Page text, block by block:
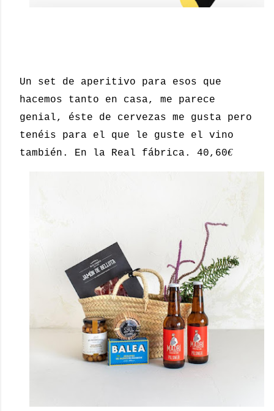
Un set de aperitivo para esos que
hacemos tanto en casa, me parece
genial, éste de cervezas me gusta pero
tenéis para el que le guste el vino
también. En la Real fábrica. 40,60€